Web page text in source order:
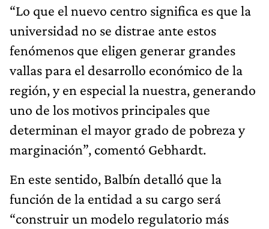
“Lo que el nuevo centro significa es que la
universidad no se distrae ante estos
fenómenos que eligen generar grandes
vallas para el desarrollo económico de la
región, y en especial la nuestra, generando
uno de los motivos principales que
determinan el mayor grado de pobreza y
marginación”, comentó Gebhardt.
En este sentido, Balbín detalló que la
función de la entidad a su cargo será
“construir un modelo regulatorio más